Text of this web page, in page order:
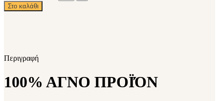
Στο καλάθι
Περιγραφή
100% ΑΓΝΟ ΠΡΟΪΌΝ